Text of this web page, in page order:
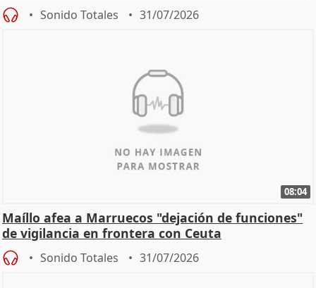
Sonido Totales 31/07/2026
08:04
Maíllo afea a Marruecos "dejación de funciones"
de vigilancia en frontera con Ceuta
Sonido Totales 31/07/2026